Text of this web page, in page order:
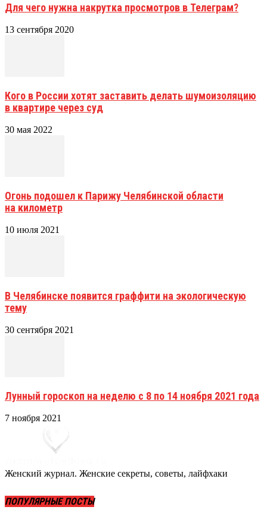
Для чего нужна накрутка просмотров в Телеграм?
13 сентября 2020
Кого в России хотят заставить делать шумоизоляцию
в квартире через суд
30 мая 2022
Огонь подошел к Парижу Челябинской области
на километр
10 июля 2021
В Челябинске появится граффити на экологическую
тему
30 сентября 2021
Лунный гороскоп на неделю с 8 по 14 ноября 2021 года
7 ноября 2021
Женский журнал. Женские секреты, советы, лайфхаки
ПОПУЛЯРНЫЕ ПОСТЫ